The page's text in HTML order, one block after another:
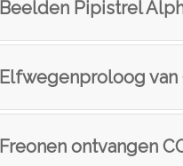
Beelden Pipistrel
Elfwegenproloog
Freonen ontvangen